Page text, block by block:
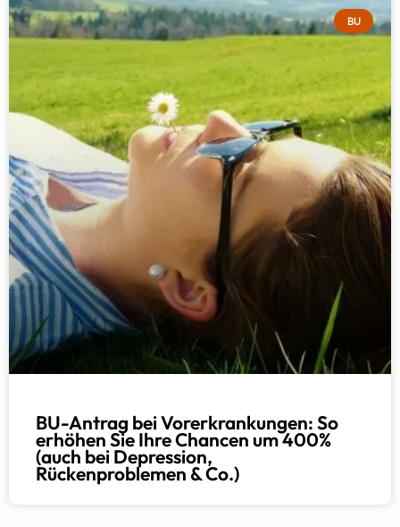
BU
BU-Antrag bei Vorerkrankungen: So
erhöhen Sie Ihre Chancen um 400%
(auch bei Depression,
Rückenproblemen & Co.)